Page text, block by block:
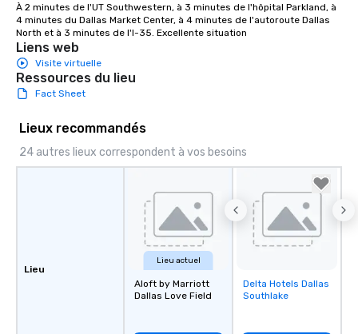
À 2 minutes de l'UT Southwestern, à 3 minutes de l'hôpital Parkland, à
4 minutes du Dallas Market Center, à 4 minutes de l'autoroute Dallas
North et à 3 minutes de l'I-35. Excellente situation
Liens web
Visite virtuelle
Ressources du lieu
Fact Sheet
Lieux recommandés
24 autres lieux correspondent à vos besoins
Lieu
Lieu actuel
Aloft by Marriott
Dallas Love Field
Removed from
favorites
Delta Hotels Dallas
Southlake